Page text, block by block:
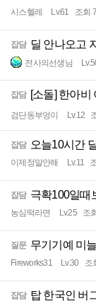
시스헬레 Lv.61 조회
잡담 딜 안나오고
전사의선생님
잡담 [소돌] 한아비
검단동부엉이 Lv.12
잡담 오늘10시간
이제정말안해 Lv.11
잡담 극확100일때
농심떡라면 Lv.25 조
질문 무기기예 미
Fireworks31 Lv.30 조
잡담 탑 한국인 버